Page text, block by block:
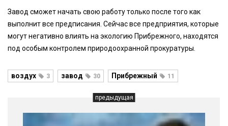
Завод сможет начать свою работу только после того как
выполнит все предписания. Сейчас все предприятия, которые
могут негативно влиять на экологию Прибрежного, находятся
под особым контролем природоохранной прокуратуры.
воздух 3 завод 30 Прибрежный 11
предыдущая